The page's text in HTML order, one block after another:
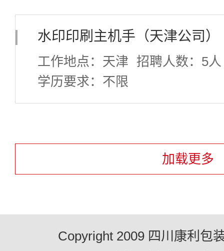
水印印刷主机手（天津公司）
工作地点：天津 招聘人数：5人
学历要求：不限
加载更多
Copyright 2009 四川康利包